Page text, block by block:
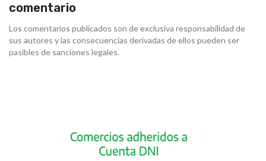
comentario
Los comentarios publicados son de exclusiva responsabilidad de
sus autores y las consecuencias derivadas de ellos pueden ser
pasibles de sanciones legales.